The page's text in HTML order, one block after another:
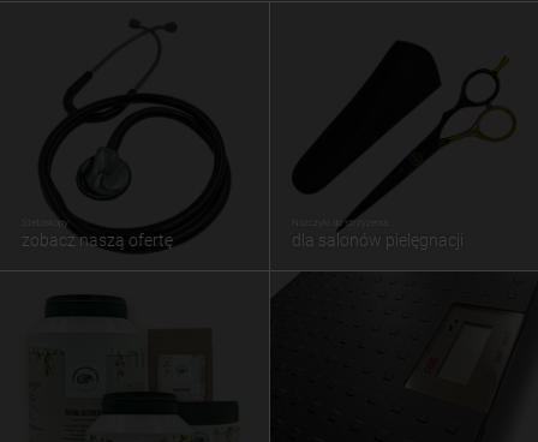
Stetoskopy
zobacz naszą ofertę
Nożczyki do strzyżenia
dla salonów pielęgnacji